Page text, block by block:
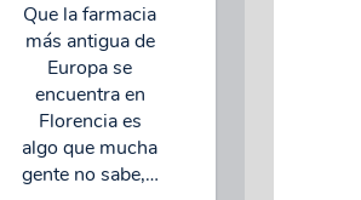
Que la farmacia
más antigua de
Europa se
encuentra en
Florencia es
algo que mucha
gente no sabe,…